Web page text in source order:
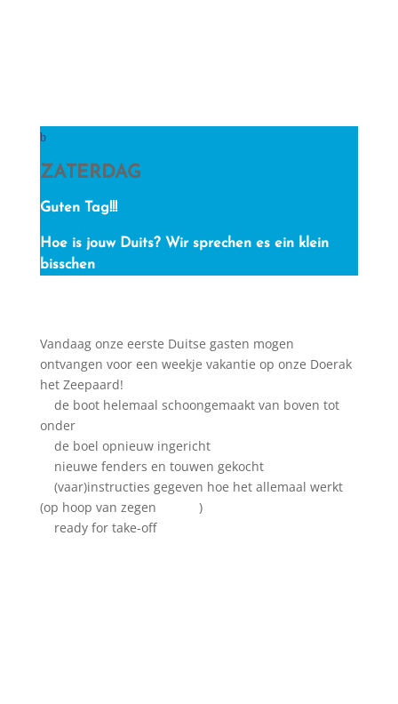
ZATERDAG
Guten Tag!!!
Hoe is jouw Duits? Wir sprechen es ein klein
bisschen
Vandaag onze eerste Duitse gasten mogen
ontvangen voor een weekje vakantie op onze Doerak
het Zeepaard!
de boot helemaal schoongemaakt van boven tot
onder
de boel opnieuw ingericht
nieuwe fenders en touwen gekocht
(vaar)instructies gegeven hoe het allemaal werkt
(op hoop van zegen
)
ready for take-off